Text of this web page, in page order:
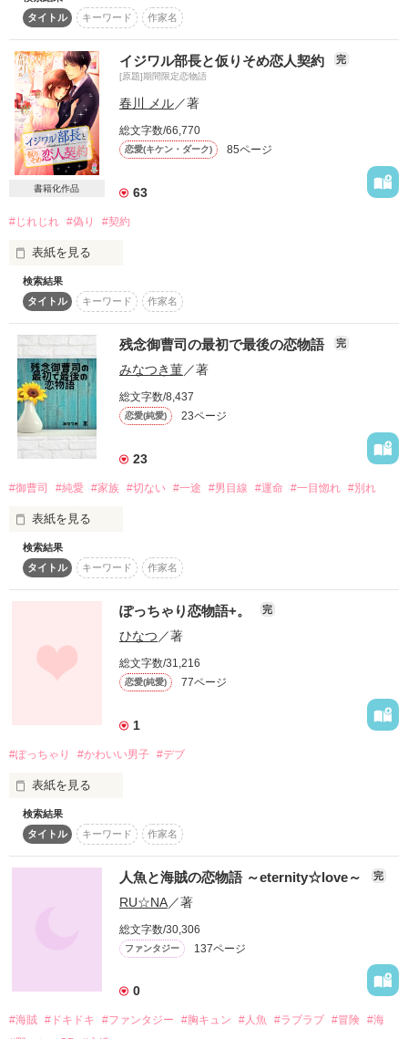
* Special thanks *
香風りりさん
睦月ゆきさん
姫月まりなさん
蒼井深可さん
なった咲子。
だが、軍人の行正は、整いすぎた美形な上に、あまりしゃべら
ない。
蝋人形みたいだ……と見合いの席で怯える咲子だったが。
実は、咲子には、人の心を読めるチカラがあって――。
タイトル
キーワード 作家名
書籍化作品
イジワル部長と仮りそめ恋人契約 完
[原題]期間限定恋物語
春川 メル／著
総文字数/66,770
恋愛(キケン・ダーク) 85ページ
63
#じれじれ #偽り #契約
表紙を見る
◇　◇　◇
彼氏いない歴＝年齢な
一之瀬志桜(いちのせしお)、24歳
この度、ワケあって１ヶ月間だけの
彼氏ができました
「優しくない…！ 彼氏なのに、
全然優しくない…！」
素直で流されやすいワケあり女子
大手商社のエリート営業マン
「キスくらいなら、場合によっては
私 この人を好きになってしまいました
◇　◇　◇
まこまこちーさま／紫苑さま
レビュー感謝です*ﾟ
検索結果
タイトル
キーワード 作家名
残念御曹司の最初で最後の恋物語 完
みなつき菫／著
総文字数/8,437
恋愛(純愛) 23ページ
23
#御曹司 #純愛 #家族 #切ない #一途 #男目線 #運命 #一目惚れ #別れ
表紙を見る
✳
【コンテスト用に文字数半分にした作品です】
至らない点、ご了承ください。
後日少し手直しします。
大企業の御曹司であるのに、ちょっぴり残念な竹本一郎。
そんな彼は、語学留学で訪れていたフランスで恋に落ちた。
――――
「君をたった今好きになった！　僕と付き合ってくれ！」
――これは、バラ色のキャンパスライフのはじまりに違いな
僕は、そう、確信した。
「きゃーー！！」
検索結果
タイトル
キーワード 作家名
ぽっちゃり恋物語+。 完
ひなつ ／著
総文字数/31,216
恋愛(純愛) 77ページ
1
#ぽっちゃり #かわいい男子 #デブ
表紙を見る
*
自分の体型(デブ)が嫌い
恋なんてしたことない
メイド服着せられて
センパイだけだった
検索結果
タイトル
キーワード 作家名
人魚と海賊の恋物語 ～eternity☆love～ 完
RU☆NA／著
総文字数/30,306
ファンタジー 137ページ
0
#海賊 #ドキドキ #ファンタジー #胸キュン #人魚 #ラブラブ #冒険 #海